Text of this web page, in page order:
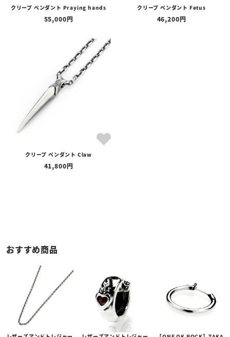
クリープ ペンダント Praying hands
55,000
クリープ ペンダント Fetus
46,200
クリープ ペンダント Claw
41,800
おすすめ商品